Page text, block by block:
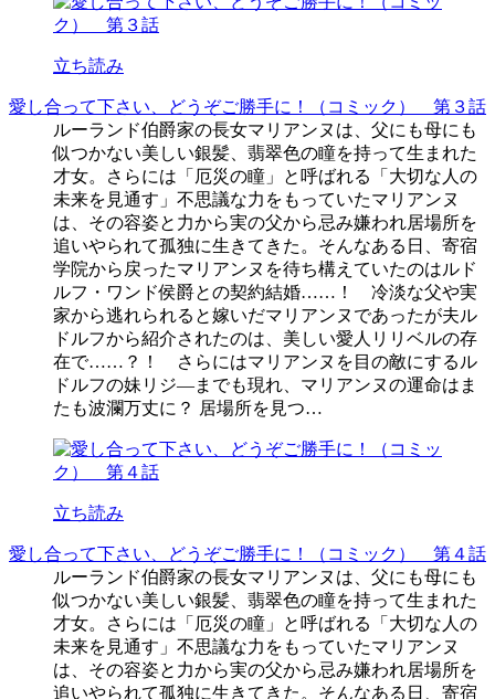
立ち読み
愛し合って下さい、どうぞご勝手に！（コミック） 第３話
ルーランド伯爵家の長女マリアンヌは、父にも母にも
似つかない美しい銀髪、翡翠色の瞳を持って生まれた
才女。さらには「厄災の瞳」と呼ばれる「大切な人の
未来を見通す」不思議な力をもっていたマリアンヌ
は、その容姿と力から実の父から忌み嫌われ居場所を
追いやられて孤独に生きてきた。そんなある日、寄宿
学院から戻ったマリアンヌを待ち構えていたのはルド
ルフ・ワンド侯爵との契約結婚……！ 冷淡な父や実
家から逃れられると嫁いだマリアンヌであったが夫ル
ドルフから紹介されたのは、美しい愛人リリベルの存
在で……？！ さらにはマリアンヌを目の敵にするル
ドルフの妹リジ―までも現れ、マリアンヌの運命はま
たも波瀾万丈に？ 居場所を見つ…
立ち読み
愛し合って下さい、どうぞご勝手に！（コミック） 第４話
ルーランド伯爵家の長女マリアンヌは、父にも母にも
似つかない美しい銀髪、翡翠色の瞳を持って生まれた
才女。さらには「厄災の瞳」と呼ばれる「大切な人の
未来を見通す」不思議な力をもっていたマリアンヌ
は、その容姿と力から実の父から忌み嫌われ居場所を
追いやられて孤独に生きてきた。そんなある日、寄宿